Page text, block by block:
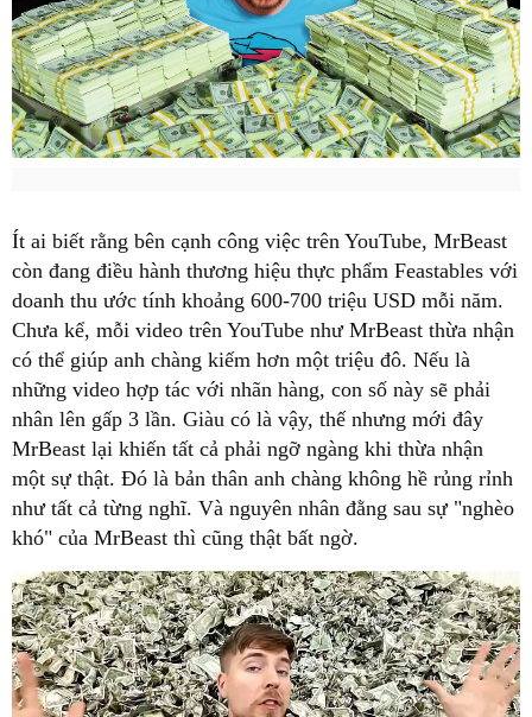
Ít ai biết rằng bên cạnh công việc trên YouTube, MrBeast
còn đang điều hành thương hiệu thực phẩm Feastables với
doanh thu ước tính khoảng 600-700 triệu USD mỗi năm.
Chưa kể, mỗi video trên YouTube như MrBeast thừa nhận
có thể giúp anh chàng kiếm hơn một triệu đô. Nếu là
những video hợp tác với nhãn hàng, con số này sẽ phải
nhân lên gấp 3 lần. Giàu có là vậy, thế nhưng mới đây
MrBeast lại khiến tất cả phải ngỡ ngàng khi thừa nhận
một sự thật. Đó là bản thân anh chàng không hề rủng rỉnh
như tất cả từng nghĩ. Và nguyên nhân đằng sau sự "nghèo
khó" của MrBeast thì cũng thật bất ngờ.